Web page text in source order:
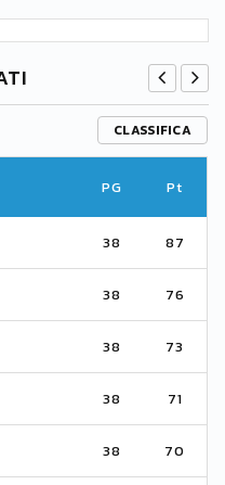
CLASSIFICA
PG Pt
38 87
38 76
38 73
38 71
38 70